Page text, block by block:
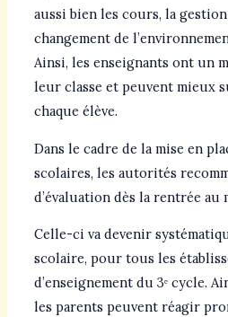
aussi bien les cours, la
changement de
Ainsi, les enseignants ont un
leur classe et peuvent mieux
chaque élève.
Dans le cadre de la mise en
scolaires, les autorités
d’évaluation dès la rentrée au
Celle-ci va devenir
scolaire, pour tous les
d’enseignement du 3ᵉ cycle.
les parents peuvent réagir